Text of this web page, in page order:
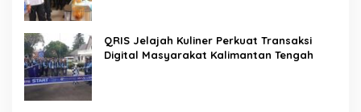
QRIS Jelajah Kuliner Perkuat Transaksi
Digital Masyarakat Kalimantan Tengah